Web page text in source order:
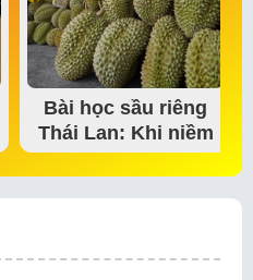
Bài học sầu riêng
Thái Lan: Khi niềm
tin thị trường bắt…